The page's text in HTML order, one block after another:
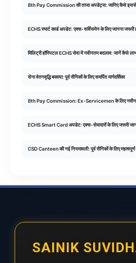
8th Pay Commission की ताजा अपडेट्स: जानिए कैसे
ECHS स्मार्ट कार्ड अपडेट: एक्स-सर्विसमेन के लिए जानना
मिलिट्री हॉस्पिटल ECHS सेवा में नवीनतम बदलाव: जानें कैसे
सेना वेतनवृद्धि बकाया: पूर्व सैनिकों के लिए समर्पित मार्गदर्शिका
8th Pay Commission: Ex-Servicemen के लिए
ECHS Smart Card अपडेट: एक्स-सेवादारों के लिए जरूरी
CSD Canteen की नई नियमावली: पूर्व सैनिकों के लिए
SAINIK